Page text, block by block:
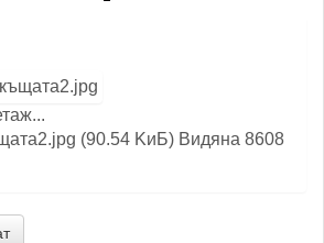
(90.54 KиБ) Видяна 8608